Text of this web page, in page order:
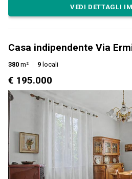
VEDI DETTAGLI
Casa indipendente Via
380 m² 9 locali
€ 195.000